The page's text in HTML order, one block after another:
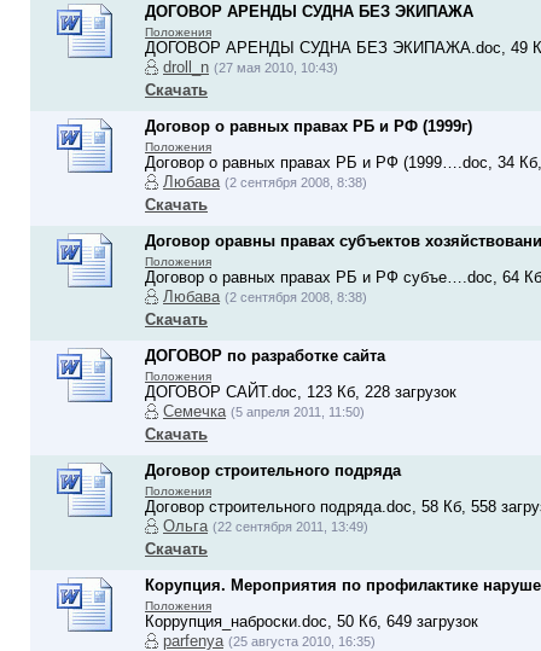
ДОГОВОР АРЕНДЫ СУДНА БЕЗ ЭКИПАЖА
Положения
ДОГОВОР АРЕНДЫ СУДНА БЕЗ ЭКИПАЖА.doc, 49 Кб,
droll_n (27 мая 2010, 10:43)
Скачать
Договор о равных правах РБ и РФ (1999г)
Положения
Договор о равных правах РБ и РФ (1999….doc, 34 Кб,
Любава (2 сентября 2008, 8:38)
Скачать
Договор оравны правах субъектов
Положения
Договор о равных правах РБ и РФ субъе….doc, 64
Любава (2 сентября 2008, 8:38)
Скачать
ДОГОВОР по разработке сайта
Положения
ДОГОВОР САЙТ.doc, 123 Кб, 228 загрузок
Семечка (5 апреля 2011, 11:50)
Скачать
Договор строительного подряда
Положения
Договор строительного подряда.doc, 58 Кб, 558
Ольга (22 сентября 2011, 13:49)
Скачать
Корупция. Мероприятия по профилактике
Положения
Коррупция_наброски.doc, 50 Кб, 649 загрузок
parfenya (25 августа 2010, 16:35)